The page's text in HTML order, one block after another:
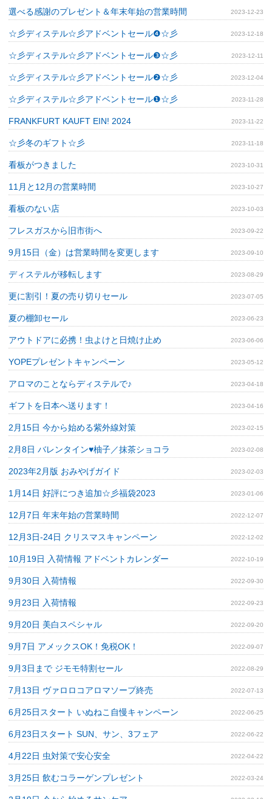
選べる感謝のプレゼント＆年末年始の営業時間 2023-12-23
☆彡ディステル☆彡アドベントセール❹☆彡 2023-12-18
☆彡ディステル☆彡アドベントセール❸☆彡 2023-12-11
☆彡ディステル☆彡アドベントセール❷☆彡 2023-12-04
☆彡ディステル☆彡アドベントセール❶☆彡 2023-11-28
FRANKFURT KAUFT EIN! 2024 2023-11-22
☆彡冬のギフト☆彡 2023-11-18
看板がつきました 2023-10-31
11月と12月の営業時間 2023-10-27
看板のない店 2023-10-03
フレスガスから旧市街へ 2023-09-22
9月15日（金）は営業時間を変更します 2023-09-10
ディステルが移転します 2023-08-29
更に割引！夏の売り切りセール 2023-07-05
夏の棚卸セール 2023-06-23
アウトドアに必携！虫よけと日焼け止め 2023-06-06
YOPEプレゼントキャンペーン 2023-05-12
アロマのことならディステルで♪ 2023-04-18
ギフトを日本へ送ります！ 2023-04-16
2月15日 今から始める紫外線対策 2023-02-15
2月8日 バレンタイン♥柚子／抹茶ショコラ 2023-02-08
2023年2月版 おみやげガイド 2023-02-03
1月14日 好評につき追加☆彡福袋2023 2023-01-06
12月7日 年末年始の営業時間 2022-12-07
12月3日‐24日 クリスマスキャンペーン 2022-12-02
10月19日 入荷情報 アドベントカレンダー 2022-10-19
9月30日 入荷情報 2022-09-30
9月23日 入荷情報 2022-09-23
9月20日 美白スペシャル 2022-09-20
9月7日 アメックスOK！免税OK！ 2022-09-07
9月3日まで ジモモ特割セール 2022-08-29
7月13日 ヴァロロコアロマソープ終売 2022-07-13
6月25日スタート いぬねこ自慢キャンペーン 2022-06-25
6月23日スタート SUN、サン、3フェア 2022-06-22
4月22日 虫対策で安心安全 2022-04-22
3月25日 飲むコラーゲンプレゼント 2022-03-24